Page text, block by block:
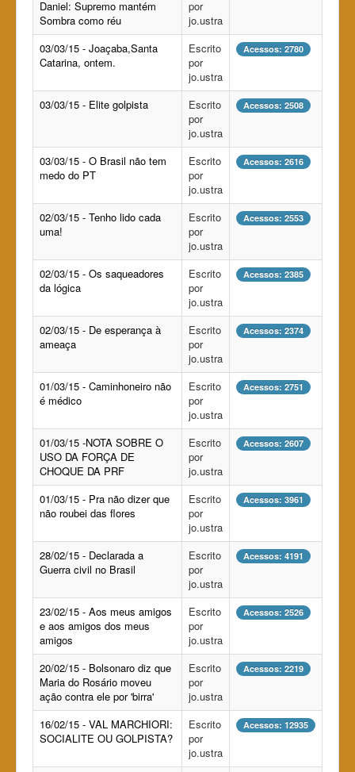
Daniel: Supremo mantém
Sombra como réu
por
jo.ustra
03/03/15 - Joaçaba,Santa
Catarina, ontem.
Escrito
por
jo.ustra
Acessos: 2780
03/03/15 - Elite golpista
Escrito
por
jo.ustra
Acessos: 2508
03/03/15 - O Brasil não tem
medo do PT
Escrito
por
jo.ustra
Acessos: 2616
02/03/15 - Tenho lido cada
uma!
Escrito
por
jo.ustra
Acessos: 2553
02/03/15 - Os saqueadores
da lógica
Escrito
por
jo.ustra
Acessos: 2385
02/03/15 - De esperança à
ameaça
Escrito
por
jo.ustra
Acessos: 2374
01/03/15 - Caminhoneiro não
é médico
Escrito
por
jo.ustra
Acessos: 2751
01/03/15 -NOTA SOBRE O
USO DA FORÇA DE
CHOQUE DA PRF
Escrito
por
jo.ustra
Acessos: 2607
01/03/15 - Pra não dizer que
não roubei das flores
Escrito
por
jo.ustra
Acessos: 3961
28/02/15 - Declarada a
Guerra civil no Brasil
Escrito
por
jo.ustra
Acessos: 4191
23/02/15 - Aos meus amigos
e aos amigos dos meus
amigos
Escrito
por
jo.ustra
Acessos: 2526
20/02/15 - Bolsonaro diz que
Maria do Rosário moveu
ação contra ele por 'birra'
Escrito
por
jo.ustra
Acessos: 2219
16/02/15 - VAL MARCHIORI:
SOCIALITE OU GOLPISTA?
Escrito
por
jo.ustra
Acessos: 12935